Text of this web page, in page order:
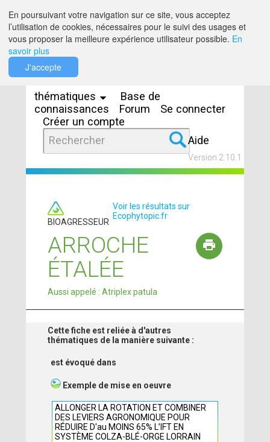
thématiques
Base de
connaissances
Forum
Se connecter
Créer un compte
Aide
Version 2.10.1
BIOAGRESSEUR
Voir les résultats sur
Ecophytopic.fr
ARROCHE
ÉTALÉE
Aussi appelé : Atriplex patula
Cette fiche est reliée à d'autres
thématiques de la manière suivante :
est évoqué dans
Exemple de mise en oeuvre
ALLONGER LA ROTATION ET COMBINER
DES LEVIERS AGRONOMIQUE POUR
RÉDUIRE D'au MOINS 65% L’IFT EN
SYSTÈME COLZA-BLÉ-ORGE LORRAIN
En poursuivant votre navigation sur ce site, vous acceptez
l’utilisation de cookies, nécessaires pour le suivi des usages et
vous proposer la meilleure expérience utilisateur possible. En
savoir plus
J'accepte